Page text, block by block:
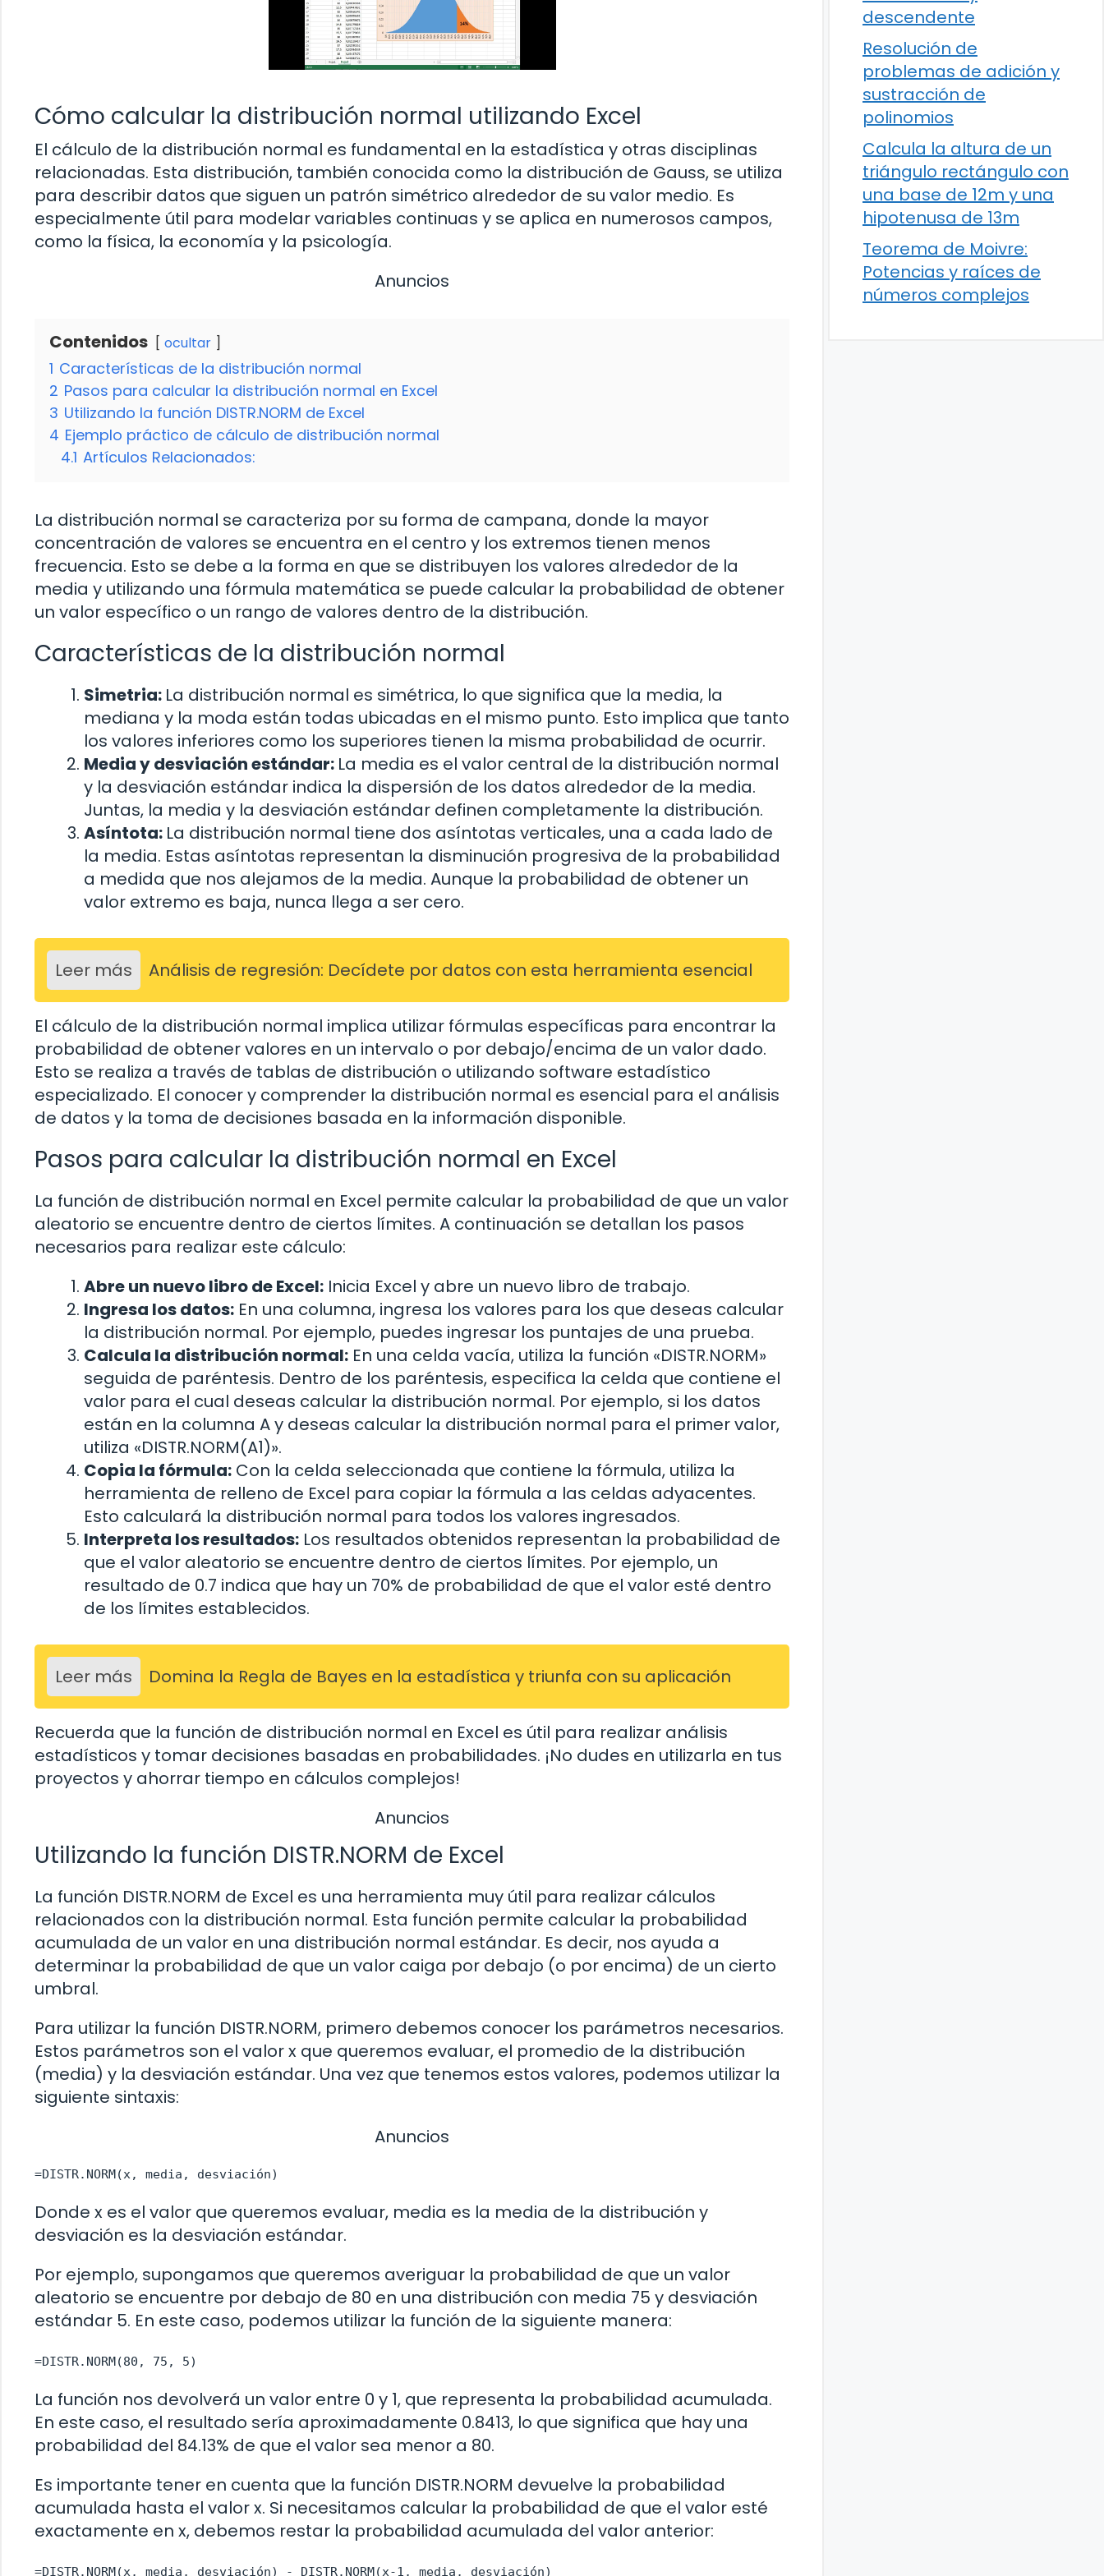
Cómo calcular la distribución normal utilizando Excel
El cálculo de la distribución normal es fundamental en la estadística y otras disciplinas
relacionadas. Esta distribución, también conocida como la distribución de Gauss, se utiliza
para describir datos que siguen un patrón simétrico alrededor de su valor medio. Es
especialmente útil para modelar variables continuas y se aplica en numerosos campos,
como la física, la economía y la psicología.
Anuncios
Contenidos ocultar
1 Características de la distribución normal
2 Pasos para calcular la distribución normal en Excel
3 Utilizando la función DISTR.NORM de Excel
4 Ejemplo práctico de cálculo de distribución normal
4.1 Artículos Relacionados:
La distribución normal se caracteriza por su forma de campana, donde la mayor
concentración de valores se encuentra en el centro y los extremos tienen menos
frecuencia. Esto se debe a la forma en que se distribuyen los valores alrededor de la
media y utilizando una fórmula matemática se puede calcular la probabilidad de obtener
un valor específico o un rango de valores dentro de la distribución.
Características de la distribución normal
Simetria: La distribución normal es simétrica, lo que significa que la media, la
mediana y la moda están todas ubicadas en el mismo punto. Esto implica que tanto
los valores inferiores como los superiores tienen la misma probabilidad de ocurrir.
Media y desviación estándar: La media es el valor central de la distribución normal
y la desviación estándar indica la dispersión de los datos alrededor de la media.
Juntas, la media y la desviación estándar definen completamente la distribución.
Asíntota: La distribución normal tiene dos asíntotas verticales, una a cada lado de
la media. Estas asíntotas representan la disminución progresiva de la probabilidad
a medida que nos alejamos de la media. Aunque la probabilidad de obtener un
valor extremo es baja, nunca llega a ser cero.
Leer más Análisis de regresión: Decídete por datos con esta herramienta esencial
El cálculo de la distribución normal implica utilizar fórmulas específicas para encontrar la
probabilidad de obtener valores en un intervalo o por debajo/encima de un valor dado.
Esto se realiza a través de tablas de distribución o utilizando software estadístico
especializado. El conocer y comprender la distribución normal es esencial para el análisis
de datos y la toma de decisiones basada en la información disponible.
Pasos para calcular la distribución normal en Excel
La función de distribución normal en Excel permite calcular la probabilidad de que un valor
aleatorio se encuentre dentro de ciertos límites. A continuación se detallan los pasos
necesarios para realizar este cálculo:
Abre un nuevo libro de Excel: Inicia Excel y abre un nuevo libro de trabajo.
Ingresa los datos: En una columna, ingresa los valores para los que deseas calcular
la distribución normal. Por ejemplo, puedes ingresar los puntajes de una prueba.
Calcula la distribución normal: En una celda vacía, utiliza la función «DISTR.NORM»
seguida de paréntesis. Dentro de los paréntesis, especifica la celda que contiene el
valor para el cual deseas calcular la distribución normal. Por ejemplo, si los datos
están en la columna A y deseas calcular la distribución normal para el primer valor,
utiliza «DISTR.NORM(A1)».
Copia la fórmula: Con la celda seleccionada que contiene la fórmula, utiliza la
herramienta de relleno de Excel para copiar la fórmula a las celdas adyacentes.
Esto calculará la distribución normal para todos los valores ingresados.
Interpreta los resultados: Los resultados obtenidos representan la probabilidad de
que el valor aleatorio se encuentre dentro de ciertos límites. Por ejemplo, un
resultado de 0.7 indica que hay un 70% de probabilidad de que el valor esté dentro
de los límites establecidos.
Leer más Domina la Regla de Bayes en la estadística y triunfa con su aplicación
Recuerda que la función de distribución normal en Excel es útil para realizar análisis
estadísticos y tomar decisiones basadas en probabilidades. ¡No dudes en utilizarla en tus
proyectos y ahorrar tiempo en cálculos complejos!
Anuncios
Utilizando la función DISTR.NORM de Excel
La función DISTR.NORM de Excel es una herramienta muy útil para realizar cálculos
relacionados con la distribución normal. Esta función permite calcular la probabilidad
acumulada de un valor en una distribución normal estándar. Es decir, nos ayuda a
determinar la probabilidad de que un valor caiga por debajo (o por encima) de un cierto
umbral.
Para utilizar la función DISTR.NORM, primero debemos conocer los parámetros necesarios.
Estos parámetros son el valor x que queremos evaluar, el promedio de la distribución
(media) y la desviación estándar. Una vez que tenemos estos valores, podemos utilizar la
siguiente sintaxis:
Anuncios
=DISTR.NORM(x, media, desviación)
Donde x es el valor que queremos evaluar, media es la media de la distribución y
desviación es la desviación estándar.
Por ejemplo, supongamos que queremos averiguar la probabilidad de que un valor
aleatorio se encuentre por debajo de 80 en una distribución con media 75 y desviación
estándar 5. En este caso, podemos utilizar la función de la siguiente manera:
=DISTR.NORM(80, 75, 5)
La función nos devolverá un valor entre 0 y 1, que representa la probabilidad acumulada.
En este caso, el resultado sería aproximadamente 0.8413, lo que significa que hay una
probabilidad del 84.13% de que el valor sea menor a 80.
Es importante tener en cuenta que la función DISTR.NORM devuelve la probabilidad
acumulada hasta el valor x. Si necesitamos calcular la probabilidad de que el valor esté
exactamente en x, debemos restar la probabilidad acumulada del valor anterior:
=DISTR.NORM(x, media, desviación) - DISTR.NORM(x-1, media, desviación)
descendente
Resolución de
problemas de adición y
sustracción de
polinomios
Calcula la altura de un
triángulo rectángulo con
una base de 12m y una
hipotenusa de 13m
Teorema de Moivre:
Potencias y raíces de
números complejos